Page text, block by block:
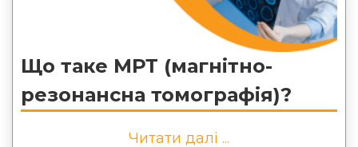
Що таке МРТ (магнітно-
резонансна томографія)?
Читати далі ...